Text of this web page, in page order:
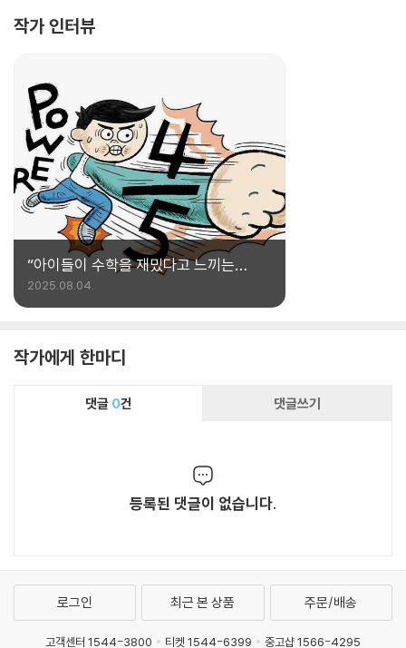
작가 인터뷰
“아이들이 수학을 재밌다고 느끼는
순간을 상상해 봤어요”
2025.08.04.
작가에게 한마디
댓글 0건 댓글쓰기
등록된 댓글이 없습니다.
로그인 최근 본 상품 주문/배송
고객센터 1544-3800 티켓 1544-6399 중고샵 1566-4295